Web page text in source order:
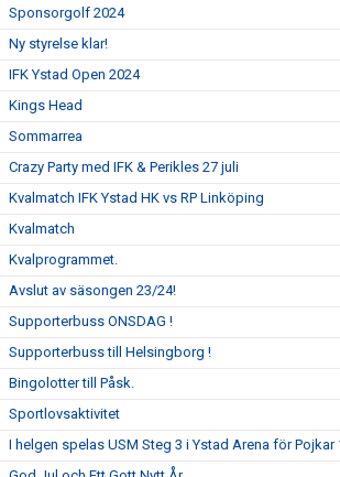
Sponsorgolf 2024
Ny styrelse klar!
IFK Ystad Open 2024
Kings Head
Sommarrea
Crazy Party med IFK & Perikles 27 juli
Kvalmatch IFK Ystad HK vs RP Linköping
Kvalmatch
Kvalprogrammet.
Avslut av säsongen 23/24!
Supporterbuss ONSDAG !
Supporterbuss till Helsingborg !
Bingolotter till Påsk.
Sportlovsaktivitet
I helgen spelas USM Steg 3 i Ystad Arena för Pojkar